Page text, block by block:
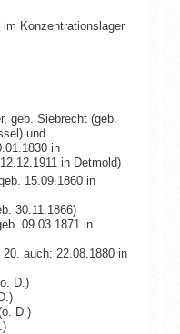
Konzentrationslager
geb. Siebrecht (geb.
und
in
in Detmold)
15.09.1860 in
30.11.1866)
09.03.1871 in
auch: 22.08.1880 in
D.)
D.)